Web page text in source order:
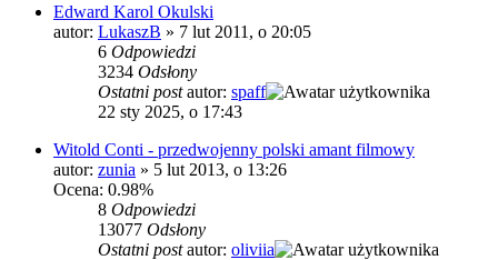
Edward Karol Okulski
autor: LukaszB » 7 lut 2011, o 20:05
6 Odpowiedzi
3234 Odsłony
Ostatni postautor: spaff
22 sty 2025, o 17:43
Witold Conti - przedwojenny polski amant filmowy
autor: zunia » 5 lut 2013, o 13:26
Ocena: 0.98%
8 Odpowiedzi
13077 Odsłony
Ostatni postautor: oliviia